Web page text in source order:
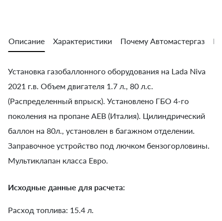
Описание Характеристики Почему Автомастергаз
Установка газобаллонного оборудования на Lada Niva
2021 г.в. Объем двигателя 1.7 л., 80 л.с.
(Распределенный впрыск). Установлено ГБО 4-го
поколения на пропане AEB (Италия). Цилиндрический
баллон на 80л., установлен в багажном отделении.
Заправочное устройство под лючком бензогорловины.
Мультиклапан класса Евро.
Исходные данные для расчета:
Расход топлива: 15.4 л.